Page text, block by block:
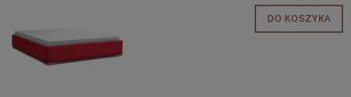
DO KOSZYKA